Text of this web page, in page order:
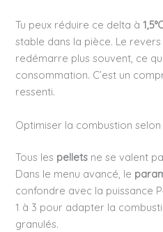
Tu peux réduire ce delta à
stable dans la pièce. Le
redémarre plus souvent, ce
consommation. C’est un
ressenti.
Optimiser la combustion
Tous les pellets ne se valent
Dans le menu avancé, le
confondre avec la puissance
1 à 3 pour adapter la
granulés.